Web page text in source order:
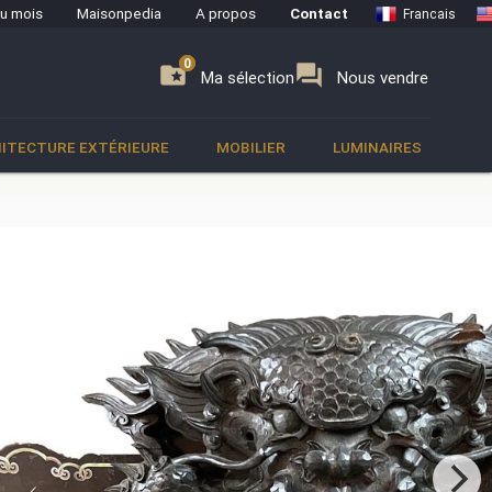
mois Maisonpedia A propos Contact Francais
folder_special Ma sélection
0 forum Nous vendre
0
EXTÉRIEURE MOBILIER LUMINAIRES